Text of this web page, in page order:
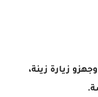
زيارة زينة،